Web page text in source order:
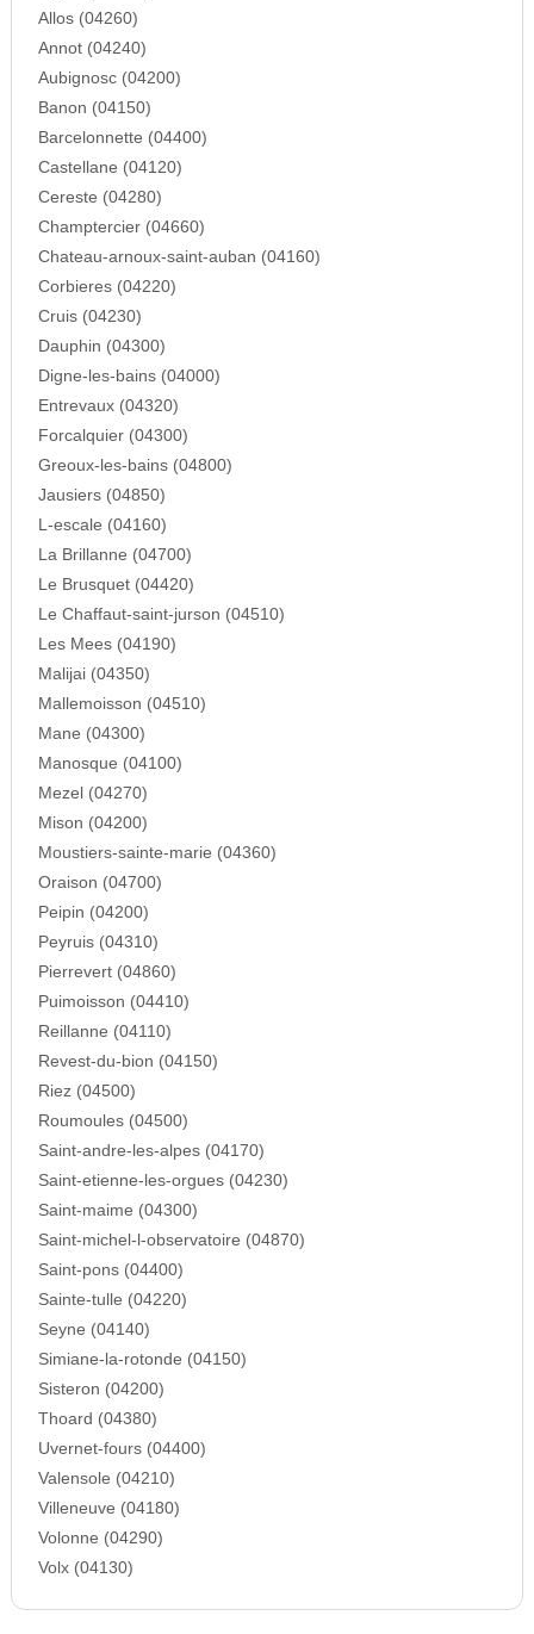
Allos (04260)
Annot (04240)
Aubignosc (04200)
Banon (04150)
Barcelonnette (04400)
Castellane (04120)
Cereste (04280)
Champtercier (04660)
Chateau-arnoux-saint-auban (04160)
Corbieres (04220)
Cruis (04230)
Dauphin (04300)
Digne-les-bains (04000)
Entrevaux (04320)
Forcalquier (04300)
Greoux-les-bains (04800)
Jausiers (04850)
L-escale (04160)
La Brillanne (04700)
Le Brusquet (04420)
Le Chaffaut-saint-jurson (04510)
Les Mees (04190)
Malijai (04350)
Mallemoisson (04510)
Mane (04300)
Manosque (04100)
Mezel (04270)
Mison (04200)
Moustiers-sainte-marie (04360)
Oraison (04700)
Peipin (04200)
Peyruis (04310)
Pierrevert (04860)
Puimoisson (04410)
Reillanne (04110)
Revest-du-bion (04150)
Riez (04500)
Roumoules (04500)
Saint-andre-les-alpes (04170)
Saint-etienne-les-orgues (04230)
Saint-maime (04300)
Saint-michel-l-observatoire (04870)
Saint-pons (04400)
Sainte-tulle (04220)
Seyne (04140)
Simiane-la-rotonde (04150)
Sisteron (04200)
Thoard (04380)
Uvernet-fours (04400)
Valensole (04210)
Villeneuve (04180)
Volonne (04290)
Volx (04130)